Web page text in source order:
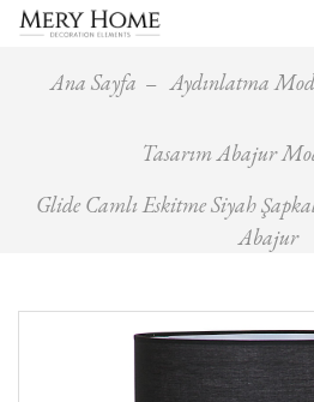
Ana Sayfa Aydınlatma
Tasarım Abajur
Glide Camlı Eskitme Siyah
Abajur